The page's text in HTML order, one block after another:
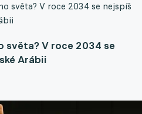
světa? V roce 2034 se nejspíš
světa? V roce 2034 se
Arábii